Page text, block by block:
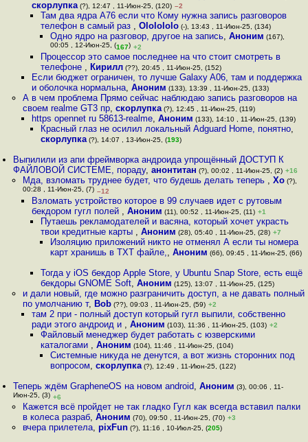
скорлупка(?), 12:47 , 11-Июн-25, (120) –2
Там два ядра A76 если что Кому нужна запись разговоров
телефон в самый раз ,Ololololo (-), 13:43 , 11-Июн-25, (134)
Одно ядро на разговор, другое на запись, Аноним (167),
00:05 , 12-Июн-25, (167) +2
Процессор это самое последнее на что стоит смотреть в
телефоне , Кирилл (??), 20:45 , 11-Июн-25, (152)
Если бюджет ограничен, то лучше Galaxy A06, там и поддержка
и оболочка нормальна, Аноним (133), 13:39 , 11-Июн-25, (133)
А в чем проблема Прямо сейчас наблюдаю запись разговоров на
своем realme GT3 пр, скорлупка(?), 12:45 , 11-Июн-25, (119)
https opennet ru 58613-realme, Аноним (133), 14:10 , 11-Июн-25, (139)
Красный глаз не осилил локальный Adguard Home, понятно,
скорлупка (?), 14:07 , 13-Июн-25, (193)
Выпилили из апи фреймворка андроида упрощённый ДОСТУП К
ФАЙЛОВОЙ СИСТЕМЕ, пораду,анонтитан (?), 00:02 , 11-Июн-25, (2) +16
Мда, взломать труднее будет, что будешь делать теперь , Xo(?),
00:28 , 11-Июн-25, (7) –12
Взломать устройство которое в 99 случаев идет с рутовым
бекдором гугл полей , Аноним (11), 00:52 , 11-Июн-25, (11) +1
Путаешь рекламодателей и васяна, который хочет украсть
твои кредитные карты ,Аноним (28), 05:40 , 11-Июн-25, (28) +7
Изоляцию приложений никто не отменял А если ты номера
карт хранишь в TXT файле,, Аноним (66), 09:45 , 11-Июн-25, (66)
Тогда у iOS бекдор Apple Store, у Ubuntu Snap Store, есть ещё
бекдоры GNOME Soft,Аноним (125), 13:07 , 11-Июн-25, (125)
и дали новый, где можно разграничить доступ, а не давать полный
по умолчанию т, Bob(??), 09:03 , 11-Июн-25, (59) +2
там 2 при - полный доступ который гугл выпили, собственно
ради этого андроид и , Аноним (103), 11:36 , 11-Июн-25, (103) +2
Файловый менеджер будет работать с юзверскими
каталогами ,Аноним (104), 11:46 , 11-Июн-25, (104)
Системные никуда не денутся, а вот жизнь сторонних под
вопросом, скорлупка(?), 12:49 , 11-Июн-25, (122)
Теперь ждём GrapheneOS на новом android,Аноним (3), 00:06 , 11-
Июн-25, (3) +6
Кажется всё пройдет не так гладко Гугл как всегда вставил палки
в колеса разраб, Аноним (70), 09:50 , 11-Июн-25, (70) +3
вчера прилетела, pixFun(?), 11:16 , 10-Июл-25, (205)